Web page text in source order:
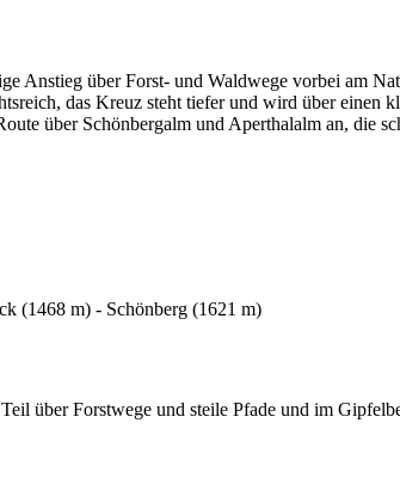
Anstieg über Forst- und Waldwege vorbei am
das Kreuz steht tiefer und wird über einen
über Schönbergalm und Aperthalalm an, die
(1468 m) - Schönberg (1621 m)
über Forstwege und steile Pfade und im